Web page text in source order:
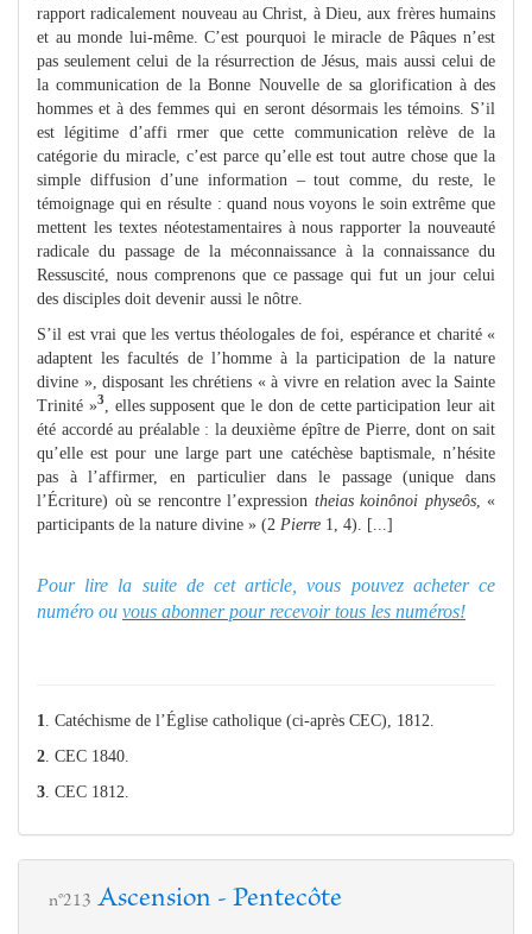
rapport radicalement nouveau au Christ, à Dieu, aux frères humains
et au monde lui-même. C’est pourquoi le miracle de Pâques n’est
pas seulement celui de la résurrection de Jésus, mais aussi celui de
la communication de la Bonne Nouvelle de sa glorification à des
hommes et à des femmes qui en seront désormais les témoins. S’il
est légitime d’affi rmer que cette communication relève de la
catégorie du miracle, c’est parce qu’elle est tout autre chose que la
simple diffusion d’une information – tout comme, du reste, le
témoignage qui en résulte : quand nous voyons le soin extrême que
mettent les textes néotestamentaires à nous rapporter la nouveauté
radicale du passage de la méconnaissance à la connaissance du
Ressuscité, nous comprenons que ce passage qui fut un jour celui
des disciples doit devenir aussi le nôtre.
S’il est vrai que les vertus théologales de foi, espérance et charité «
adaptent les facultés de l’homme à la participation de la nature
divine », disposant les chrétiens « à vivre en relation avec la Sainte
Trinité »3
, elles supposent que le don de cette participation leur ait
été accordé au préalable : la deuxième épître de Pierre, dont on sait
qu’elle est pour une large part une catéchèse baptismale, n’hésite
pas à l’affirmer, en particulier dans le passage (unique dans
l’Écriture) où se rencontre l’expression theias koinônoi physeôs, «
participants de la nature divine » (2 Pierre 1, 4). [...]
Pour lire la suite de cet article, vous pouvez acheter ce
numéro ou vous abonner pour recevoir tous les numéros!
1
. Catéchisme de l’Église catholique (ci-après CEC), 1812.
2 . CEC 1840.
3 . CEC 1812.
n°213 Ascension - Pentecôte